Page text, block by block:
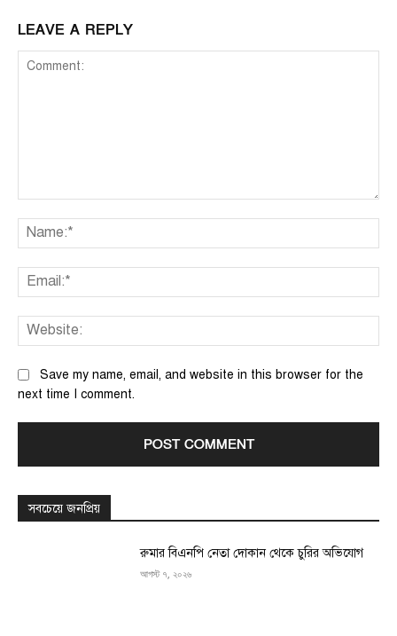
LEAVE A REPLY
Save my name, email, and website in this browser for the
next time I comment.
সবচেয়ে জনপ্রিয়
রুমার বিএনপি নেতা দোকান থেকে চুরির অভিযোগ
আগস্ট ৭, ২০২৬